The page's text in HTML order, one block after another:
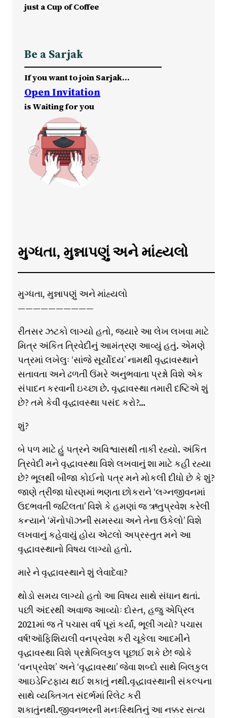
just a Cup of Coffee
Be a Sarjak
If you want to join Sarjak…
Open Invitation
is Waiting for you
મુગ્ધતા, મુન્નાપણું અને માંહ્યલો
મુગ્ધતા, મુન્નાપણું અને માંહ્યલો
——————————
રીતસર ઝટકો લાગ્યો હતો, જ્યારે આ લેખ લખવા માટે
મિત્ર અંકિત ત્રિવેદીનું આમંત્રણ આવ્યું હતું. એમણે
પત્રમાં લખેલુઃ ‘સાંજે સૂર્યોદય’ નામથી વૃદ્ધાવસ્થાને
સતાવતા અને ઢળતી ઉંમરે અનુભવાતા પ્રશ્નો વિશે એક
સંપાદન કરવાની ઇચ્છા છે. વૃદ્ધાવસ્થા તમારી દષ્ટિએ શું
છે? તમે કેવી વૃદ્ધાવસ્થા પસંદ કરો?…
શું?
બે પળ માટે હું પત્રને અવિશ્વાસથી તાકી રહ્યો. અંકિત
ત્રિવેદી મને વૃદ્ધાવસ્થા વિશે લખવાનું શા માટે કહી રહ્યા
છે? ભૂલથી બીજા કોઈનો પત્ર મને મોકલી દીધો છે કે શું?
જાણે ત્રીજા ધોરણમાં ભણતા છોકરાને ‘લગ્નજીવનમાં
ઉદભવતી જટિલતા’ વિશે કે હમણાં જ ઋતુપ્રવેશ કરેલી
કન્યાને ‘મૅનોપૉઝની સમસ્યા અને તેના ઉકેલો’ વિશે
લખવાનું કહેવાયું હોય એટલો અપ્રસ્તુત મને આ
વૃદ્ધાવસ્થાનો વિષય લાગ્યો હતો.
મારે ને વૃદ્ધાવસ્થાને શું લેવાદેવા?
થોડો સમય લાગ્યો હતો આ વિષય સાથે સંધાન થતાં.
પછી અંદરથી અવાજ આવ્યોઃ દોસ્ત, હજુ એપ્રિલ
2021માં જ તેં પચાસ વર્ષ પૂરાં કર્યાં, ભૂલી ગયો? પચાસ
વર્ષ!ઑફિશિયલી વનપ્રવેશ કરી ચૂકેલા આદમીને
વૃદ્ધાવસ્થા વિશે પ્રશ્નોબિલકુલ પૂછાઈ શકે છે! જોકે
‘વનપ્રવેશ’ અને ‘વૃદ્ધાવસ્થા’ જેવા શબ્દો સાથે બિલકુલ
આઇડેન્ટિફાય થઈ શકાતું નથી.વૃદ્ધાવસ્થાની સંકલ્પના
સાથે વ્યક્તિગત સંદર્ભમાં રિલેટ કરી
શકાતુંનથી.જીવનભરની મનઃસ્થિતિનું આ નક્કર સત્ય